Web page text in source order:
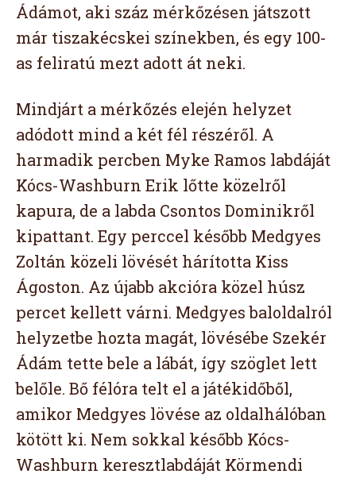
Ádámot, aki száz mérkőzésen játszott
már tiszakécskei színekben, és egy 100-
as feliratú mezt adott át neki.
Mindjárt a mérkőzés elején helyzet
adódott mind a két fél részéről. A
harmadik percben Myke Ramos labdáját
Kócs-Washburn Erik lőtte közelről
kapura, de a labda Csontos Dominikről
kipattant. Egy perccel később Medgyes
Zoltán közeli lövését hárította Kiss
Ágoston. Az újabb akcióra közel húsz
percet kellett várni. Medgyes baloldalról
helyzetbe hozta magát, lövésébe Szekér
Ádám tette bele a lábát, így szöglet lett
belőle. Bő félóra telt el a játékidőből,
amikor Medgyes lövése az oldalhálóban
kötött ki. Nem sokkal később Kócs-
Washburn keresztlabdáját Körmendi